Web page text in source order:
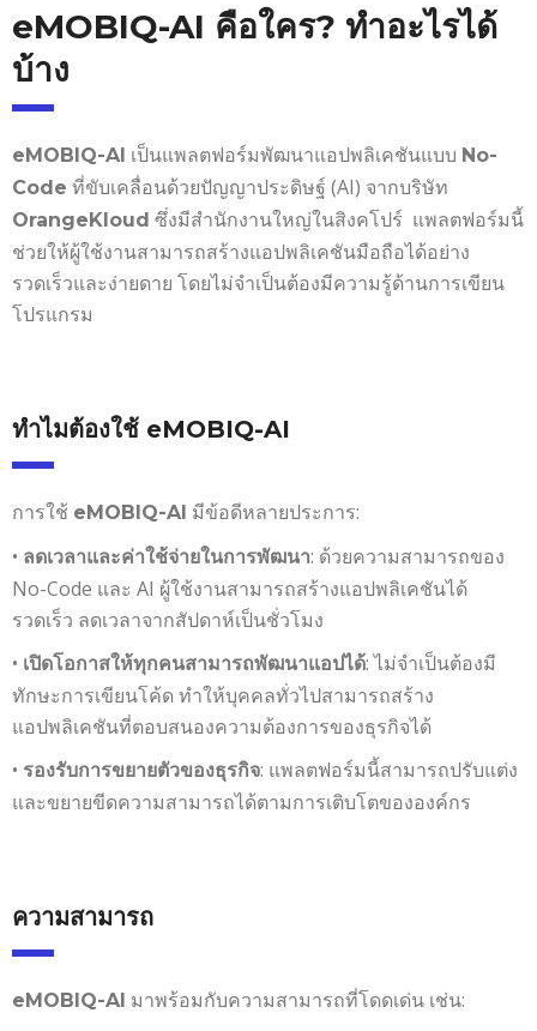
eMOBIQ-AI คือใคร? ทำอะไรได้
บ้าง
eMOBIQ-AI เป็นแพลตฟอร์มพัฒนาแอปพลิเคชันแบบ No-
Code ที่ขับเคลื่อนด้วยปัญญาประดิษฐ์ (AI) จากบริษัท
OrangeKloud ซึ่งมีสำนักงานใหญ่ในสิงคโปร์ แพลตฟอร์มนี้
ช่วยให้ผู้ใช้งานสามารถสร้างแอปพลิเคชันมือถือได้อย่าง
รวดเร็วและง่ายดาย โดยไม่จำเป็นต้องมีความรู้ด้านการเขียน
โปรแกรม
ทำไมต้องใช้ eMOBIQ-AI
การใช้ eMOBIQ-AI มีข้อดีหลายประการ:
• ลดเวลาและค่าใช้จ่ายในการพัฒนา: ด้วยความสามารถของ
No-Code และ AI ผู้ใช้งานสามารถสร้างแอปพลิเคชันได้
รวดเร็ว ลดเวลาจากสัปดาห์เป็นชั่วโมง
• เปิดโอกาสให้ทุกคนสามารถพัฒนาแอปได้: ไม่จำเป็นต้องมี
ทักษะการเขียนโค้ด ทำให้บุคคลทั่วไปสามารถสร้าง
แอปพลิเคชันที่ตอบสนองความต้องการของธุรกิจได้
• รองรับการขยายตัวของธุรกิจ: แพลตฟอร์มนี้สามารถปรับแต่ง
และขยายขีดความสามารถได้ตามการเติบโตขององค์กร
ความสามารถ
eMOBIQ-AI มาพร้อมกับความสามารถที่โดดเด่น เช่น: